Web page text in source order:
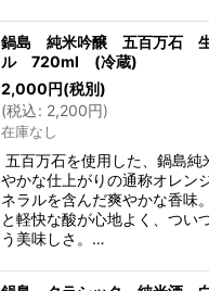
鍋島 純米吟醸 五百万石
ル 720ml (冷蔵)
2,000円(税別)
(税込: 2,200円)
在庫なし
五百万石を使用した、鍋島純
やかな仕上がりの通称オレン
ネラルを含んだ爽やかな香味
と軽快な酸が心地よく、つい
う美味しさ。…